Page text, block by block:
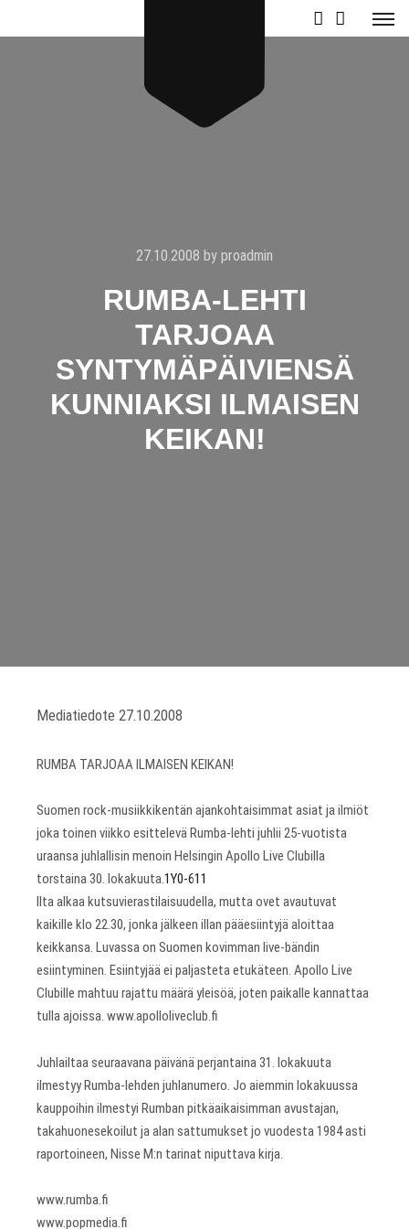
27.10.2008 by proadmin
RUMBA-LEHTI
TARJOAA
SYNTYMÄPÄIVIENSÄ
KUNNIAKSI ILMAISEN
KEIKAN!
Mediatiedote 27.10.2008
RUMBA TARJOAA ILMAISEN KEIKAN!
Suomen rock-musiikkikentän ajankohtaisimmat asiat ja ilmiöt
joka toinen viikko esittelevä Rumba-lehti juhlii 25-vuotista
uraansa juhlallisin menoin Helsingin Apollo Live Clubilla
torstaina 30. lokakuuta.1Y0-611
Ilta alkaa kutsuvierastilaisuudella, mutta ovet avautuvat
kaikille klo 22.30, jonka jälkeen illan pääesiintyjä aloittaa
keikkansa. Luvassa on Suomen kovimman live-bändin
esiintyminen. Esiintyjää ei paljasteta etukäteen. Apollo Live
Clubille mahtuu rajattu määrä yleisöä, joten paikalle kannattaa
tulla ajoissa. www.apolloliveclub.fi
Juhlailtaa seuraavana päivänä perjantaina 31. lokakuuta
ilmestyy Rumba-lehden juhlanumero. Jo aiemmin lokakuussa
kauppoihin ilmestyi Rumban pitkäaikaisimman avustajan,
takahuonesekoilut ja alan sattumukset jo vuodesta 1984 asti
raportoineen, Nisse M:n tarinat niputtava kirja.
www.rumba.fi
www.popmedia.fi